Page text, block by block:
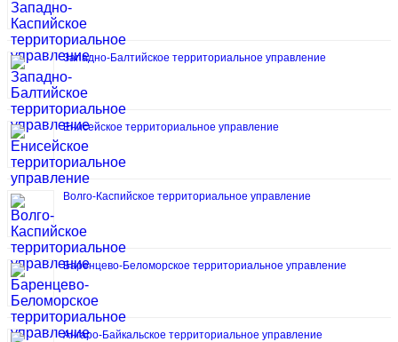
Западно-Балтийское территориальное управление
Енисейское территориальное управление
Волго-Каспийское территориальное управление
Баренцево-Беломорское территориальное управление
Ангаро-Байкальское территориальное управление